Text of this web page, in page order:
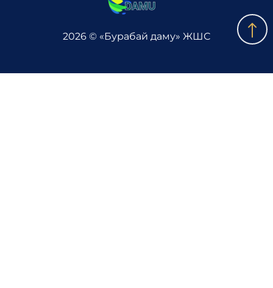
2026 © «Бурабай даму» ЖШС